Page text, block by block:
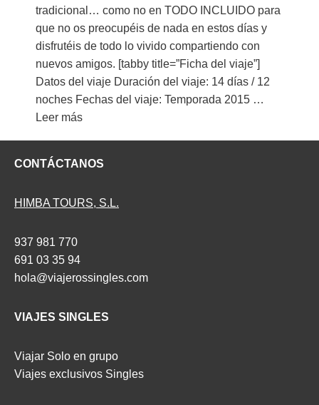
tradicional… como no en TODO INCLUIDO para
que no os preocupéis de nada en estos días y
disfrutéis de todo lo vivido compartiendo con
nuevos amigos. [tabby title=”Ficha del viaje”]
Datos del viaje Duración del viaje: 14 días / 12
noches Fechas del viaje: Temporada 2015 …
Leer más
CONTÁCTANOS
HIMBA TOURS, S.L.
937 981 770
691 03 35 94
hola@viajerossingles.com
VIAJES SINGLES
Viajar Solo en grupo
Viajes exclusivos Singles